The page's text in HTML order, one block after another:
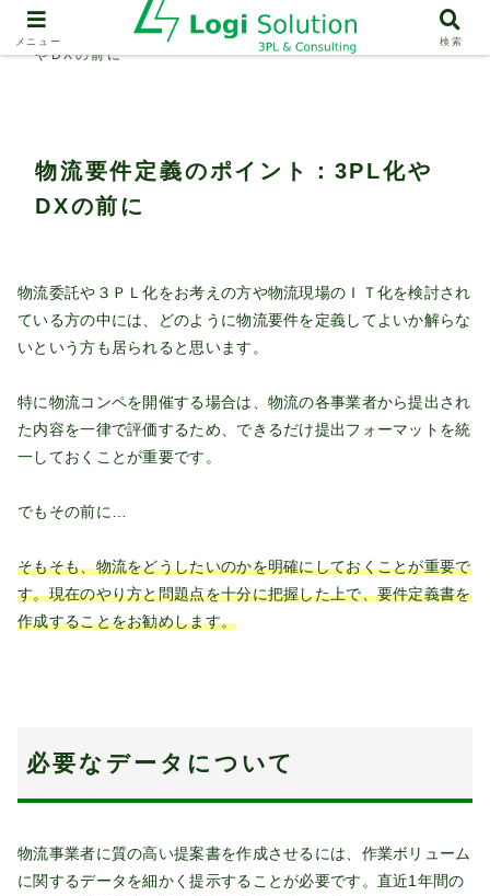
3PL
物流要件定義のポイント：3PL化
やDXの前に
物流要件定義のポイント：3PL化や
DXの前に
物流委託や３ＰＬ化をお考えの方や物流現場のＩＴ化を検討され
ている方の中には、どのように物流要件を定義してよいか解らな
いという方も居られると思います。
特に物流コンペを開催する場合は、物流の各事業者から提出され
た内容を一律で評価するため、できるだけ提出フォーマットを統
一しておくことが重要です。
でもその前に…
そもそも、物流をどうしたいのかを明確にしておくことが重要で
す。現在のやり方と問題点を十分に把握した上で、要件定義書を
作成することをお勧めします。
必要なデータについて
物流事業者に質の高い提案書を作成させるには、作業ボリューム
に関するデータを細かく提示することが必要です。直近1年間の
メニュー 検索